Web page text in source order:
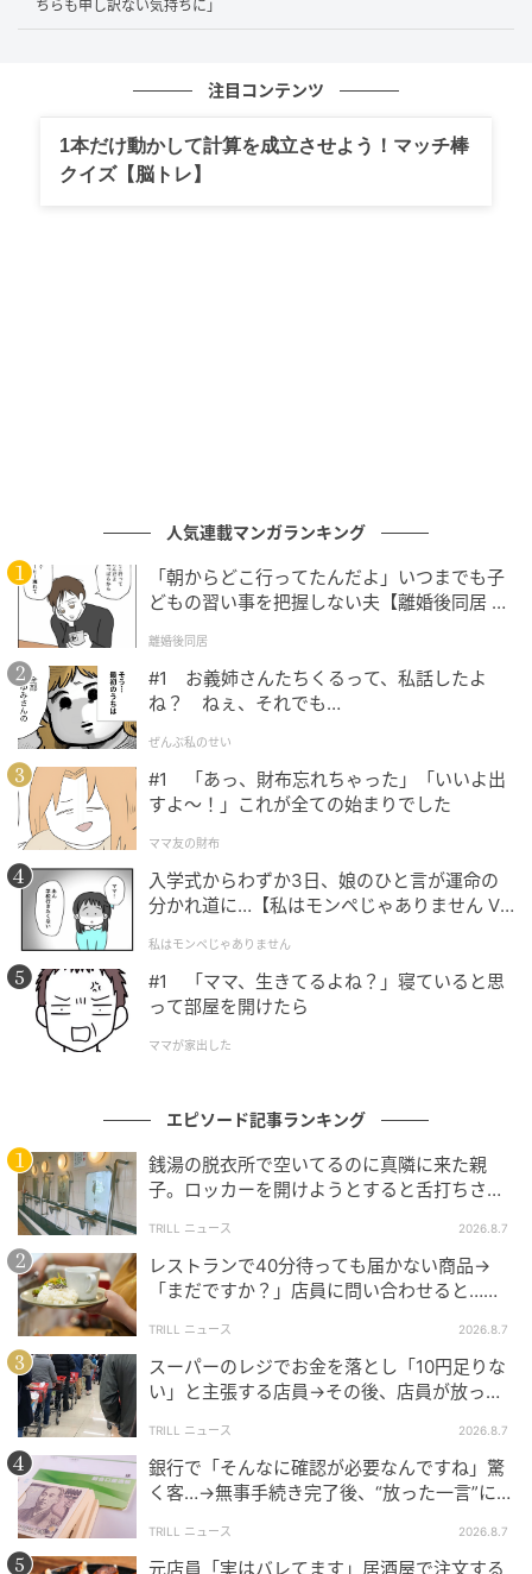
分」と主張し、まず新婦家内で揉め始めました。
様子で、その様子に新婦様はずっと申し訳なさそうに
当日の進行を決める打ち合わせで、大きな1つ目の喧嘩
と進言し、新婦様も
「ほら‼恥ずかしいから、やめて！」
と止めに入りました。しかし、新婦家は「代々やって
きたことだから譲れない！」と譲らず、ひたすら新婦
家の親子喧嘩が始まりました。
新郎家は見かねて「うちはいいんですよ。楽しそうだ
し、みなさんがお祝いの気持ちでやってくださるのだ
から、いいんじゃないですか？」と新婦様をなだめて
いました。
このように、新婦家主導でどんどん決まっていく打ち
合わせになりました。
結婚式当日...新婦の堪忍袋の緒が切れた…「実
新婦様もこれ以上両親に逆らうと後が面倒だと思い、
グッとこらえながら言われるがままにしてきました。
そして結婚式当日、とうとう新婦の堪忍袋の緒が切れ
ます。
それはある一言でした。
終始、新婦家の余興で進んでいた披露宴の終盤、酔っ
ぱらった新婦家親族がスピーチをしたいと突然マイク
を握って話し始めます。
そこであろうことか
ちらも申し訳ない気持ちに」
注目コンテンツ
1本だけ動かして計算を成立させよう！マッチ棒
クイズ【脳トレ】
人気連載マンガランキング
「朝からどこ行ってたんだよ」いつまでも子
どもの習い事を把握しない夫【離婚後同居 Vo
離婚後同居
#1 お義姉さんたちくるって、私話したよ
ね？ ねぇ、それでも…
ぜんぶ私のせい
#1 「あっ、財布忘れちゃった」「いいよ出
すよ〜！」これが全ての始まりでした
ママ友の財布
入学式からわずか3日、娘のひと言が運命の
分かれ道に…【私はモンペじゃありません Vo
私はモンペじゃありません
#1 「ママ、生きてるよね？」寝ていると思
って部屋を開けたら
ママが家出した
エピソード記事ランキング
銭湯の脱衣所で空いてるのに真隣に来た親
子。ロッカーを開けようとすると舌打ちさ
中で拍手」
TRILL ニュース 2026.8.7
レストランで40分待っても届かない商品→
「まだですか？」店員に問い合わせると…そ
せん」
TRILL ニュース 2026.8.7
スーパーのレジでお金を落とし「10円足りな
い」と主張する店員→その後、店員が放っ
いません」
TRILL ニュース 2026.8.7
銀行で「そんなに確認が必要なんですね」驚
く客…→無事手続き完了後、“放った一言”に銀
TRILL ニュース 2026.8.7
元店員「実はバレてます」居酒屋で注文する